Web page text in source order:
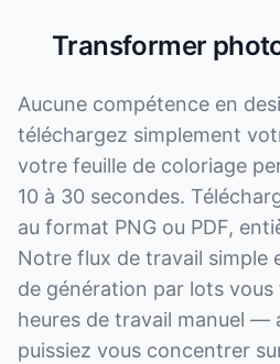
Transformer
Aucune compétence en
téléchargez simplement
votre feuille de coloriage
10 à 30 secondes.
au format PNG ou PDF,
Notre flux de travail simple
de génération par lots
heures de travail manuel —
puissiez vous concentrer